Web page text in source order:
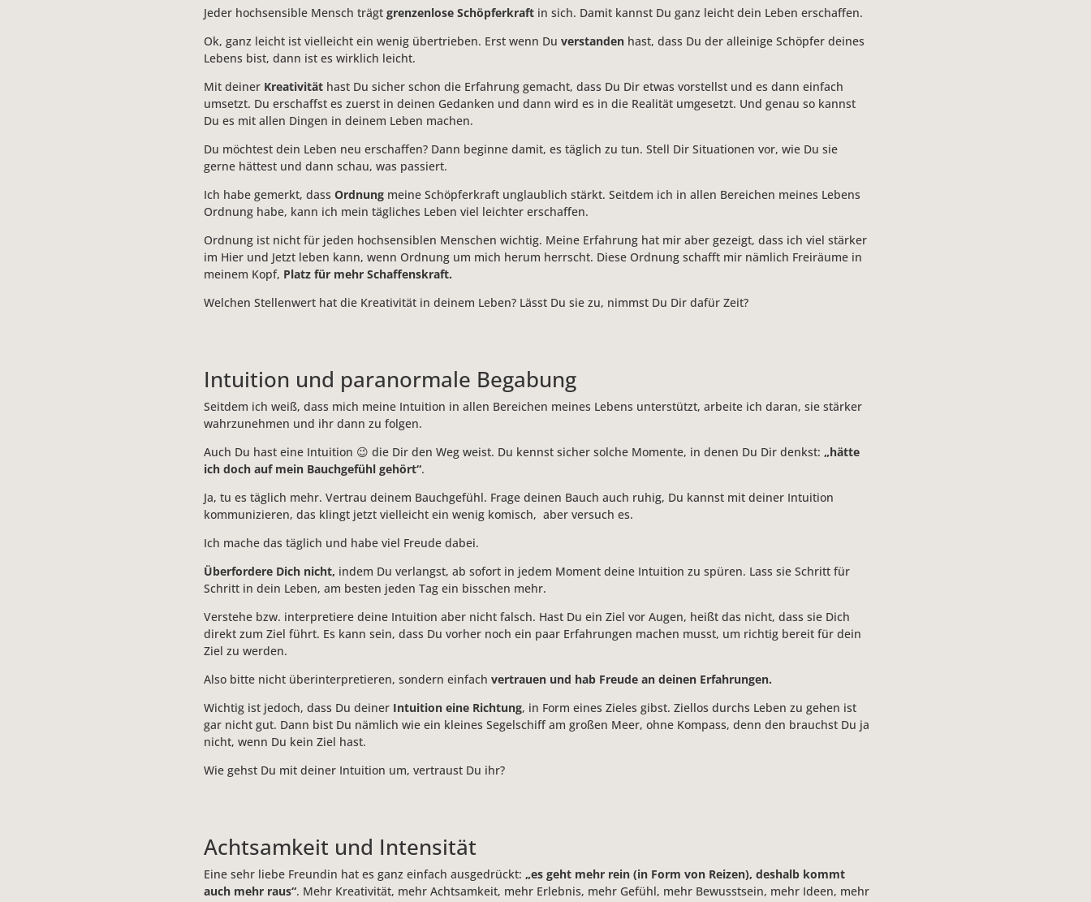
Jeder hochsensible Mensch trägt grenzenlose Schöpferkraft in sich. Damit kannst Du ganz leicht dein Leben erschaffen.
Ok, ganz leicht ist vielleicht ein wenig übertrieben. Erst wenn Du verstanden hast, dass Du der alleinige Schöpfer deines
Lebens bist, dann ist es wirklich leicht.
Mit deiner Kreativität hast Du sicher schon die Erfahrung gemacht, dass Du Dir etwas vorstellst und es dann einfach
umsetzt. Du erschaffst es zuerst in deinen Gedanken und dann wird es in die Realität umgesetzt. Und genau so kannst
Du es mit allen Dingen in deinem Leben machen.
Du möchtest dein Leben neu erschaffen? Dann beginne damit, es täglich zu tun. Stell Dir Situationen vor, wie Du sie
gerne hättest und dann schau, was passiert.
Ich habe gemerkt, dass Ordnung meine Schöpferkraft unglaublich stärkt. Seitdem ich in allen Bereichen meines Lebens
Ordnung habe, kann ich mein tägliches Leben viel leichter erschaffen.
Ordnung ist nicht für jeden hochsensiblen Menschen wichtig. Meine Erfahrung hat mir aber gezeigt, dass ich viel stärker
im Hier und Jetzt leben kann, wenn Ordnung um mich herum herrscht. Diese Ordnung schafft mir nämlich Freiräume in
meinem Kopf, Platz für mehr Schaffenskraft.
Welchen Stellenwert hat die Kreativität in deinem Leben? Lässt Du sie zu, nimmst Du Dir dafür Zeit?
Intuition und paranormale Begabung
Seitdem ich weiß, dass mich meine Intuition in allen Bereichen meines Lebens unterstützt, arbeite ich daran, sie stärker
wahrzunehmen und ihr dann zu folgen.
Auch Du hast eine Intuition 😉 die Dir den Weg weist. Du kennst sicher solche Momente, in denen Du Dir denkst: „hätte
ich doch auf mein Bauchgefühl gehört“.
Ja, tu es täglich mehr. Vertrau deinem Bauchgefühl. Frage deinen Bauch auch ruhig, Du kannst mit deiner Intuition
kommunizieren, das klingt jetzt vielleicht ein wenig komisch, aber versuch es.
Ich mache das täglich und habe viel Freude dabei.
Überfordere Dich nicht, indem Du verlangst, ab sofort in jedem Moment deine Intuition zu spüren. Lass sie Schritt für
Schritt in dein Leben, am besten jeden Tag ein bisschen mehr.
Verstehe bzw. interpretiere deine Intuition aber nicht falsch. Hast Du ein Ziel vor Augen, heißt das nicht, dass sie Dich
direkt zum Ziel führt. Es kann sein, dass Du vorher noch ein paar Erfahrungen machen musst, um richtig bereit für dein
Ziel zu werden.
Also bitte nicht überinterpretieren, sondern einfach vertrauen und hab Freude an deinen Erfahrungen.
Wichtig ist jedoch, dass Du deiner Intuition eine Richtung, in Form eines Zieles gibst. Ziellos durchs Leben zu gehen ist
gar nicht gut. Dann bist Du nämlich wie ein kleines Segelschiff am großen Meer, ohne Kompass, denn den brauchst Du ja
nicht, wenn Du kein Ziel hast.
Wie gehst Du mit deiner Intuition um, vertraust Du ihr?
Achtsamkeit und Intensität
Eine sehr liebe Freundin hat es ganz einfach ausgedrückt: „es geht mehr rein (in Form von Reizen), deshalb kommt
auch mehr raus“. Mehr Kreativität, mehr Achtsamkeit, mehr Erlebnis, mehr Gefühl, mehr Bewusstsein, mehr Ideen, mehr